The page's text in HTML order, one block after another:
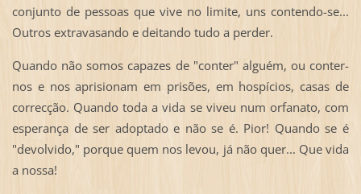
conjunto de pessoas que vive no limite, uns contendo-se...
Outros extravasando e deitando tudo a perder.
Quando não somos capazes de "conter" alguém, ou conter-
nos e nos aprisionam em prisões, em hospícios, casas de
correcção. Quando toda a vida se viveu num orfanato, com
esperança de ser adoptado e não se é. Pior! Quando se é
"devolvido," porque quem nos levou, já não quer... Que vida
a nossa!